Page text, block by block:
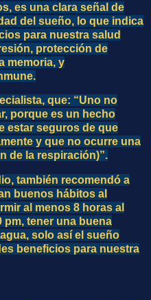
es una clara señal de
del sueño, lo que indica
para nuestra salud
protección de
memoria, y
que: “Uno no
porque es un hecho
estar seguros de que
y que no ocurre una
de la respiración)”.
también recomendó a
buenos hábitos al
al menos 8 horas al
pm, tener una buena
solo así el sueño
beneficios para nuestra